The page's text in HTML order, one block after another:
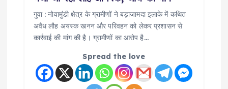
गुवा : नोवामुंडी क्षेत्र के ग्रामीणों ने बड़ाजामदा इलाके में कथित
अवैध लौह अयस्क खनन और परिवहन को लेकर प्रशासन से
कार्रवाई की मांग की है। ग्रामीणों का आरोप है…
Spread the love